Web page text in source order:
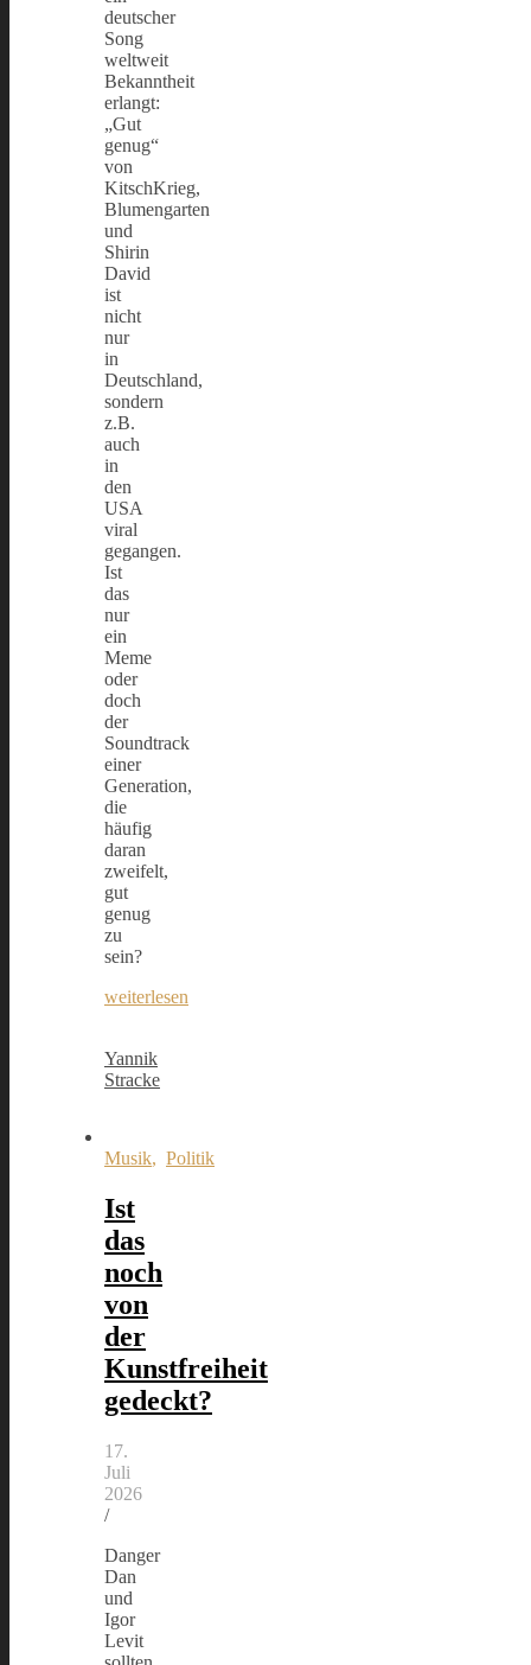
deutscher
Song
weltweit
Bekanntheit
erlangt:
„Gut
genug“
von
KitschKrieg,
Blumengarten
und
Shirin
David
ist
nicht
nur
in
Deutschland,
sondern
z.B.
auch
in
den
USA
viral
gegangen.
Ist
das
nur
ein
Meme
oder
doch
der
Soundtrack
einer
Generation,
die
häufig
daran
zweifelt,
gut
genug
zu
sein?
weiterlesen
Yannik
Stracke
Musik, Politik
Ist
das
noch
von
der
Kunstfreiheit
gedeckt?
17.
Juli
2026
/
Danger
Dan
und
Igor
Levit